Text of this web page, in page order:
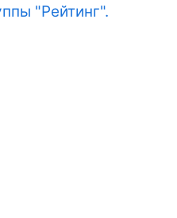
"Рейтинг".